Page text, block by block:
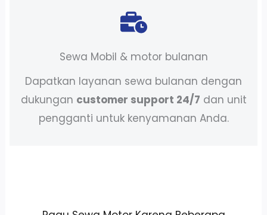
Sewa Mobil & motor bulanan
Dapatkan layanan sewa bulanan dengan
dukungan customer support 24/7 dan unit
pengganti untuk kenyamanan Anda.